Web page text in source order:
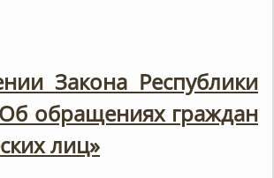
Закона Республики
обращениях граждан
лиц»